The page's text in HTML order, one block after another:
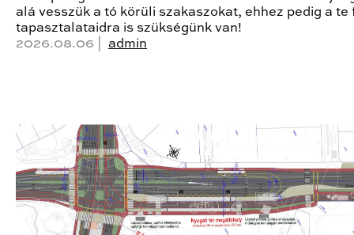
alá vesszük a tó körüli szakaszokat, ehhez pedig a te
tapasztalataidra is szükségünk van!
2026.08.06 | admin